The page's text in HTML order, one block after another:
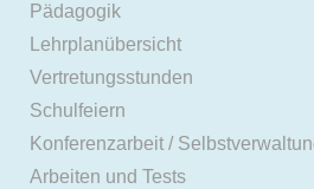
Pädagogik
Lehrplanübersicht
Vertretungsstunden
Schulfeiern
Konferenzarbeit /
Arbeiten und Tests